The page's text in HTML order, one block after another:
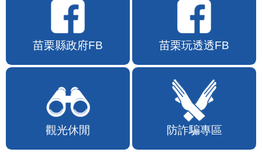
苗栗縣政府FB 苗栗玩透透FB
觀光休閒 防詐騙專區